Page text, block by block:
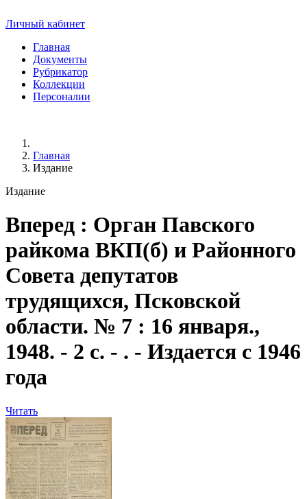
Личный кабинет
Главная
Документы
Рубрикатор
Коллекции
Персоналии
Главная
Издание
Издание
Вперед : Орган Павского
райкома ВКП(б) и Районного
Совета депутатов
трудящихся, Псковской
области. № 7 : 16 января.,
1948. - 2 с. - . - Издается с 1946
года
Читать